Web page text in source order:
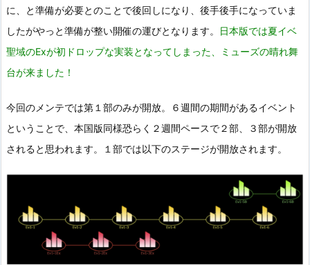
に、と準備が必要とのことで後回しになり、後手後手になっていま
したがやっと準備が整い開催の運びとなります。
日本版では夏イベ
聖域のExが初ドロップな実装となってしまった、ミューズの晴れ舞
台が来ました！
今回のメンテでは第１部のみが開放。６週間の期間があるイベント
ということで、本国版同様恐らく２週間ペースで２部、３部が開放
されると思われます。１部では以下のステージが開放されます。